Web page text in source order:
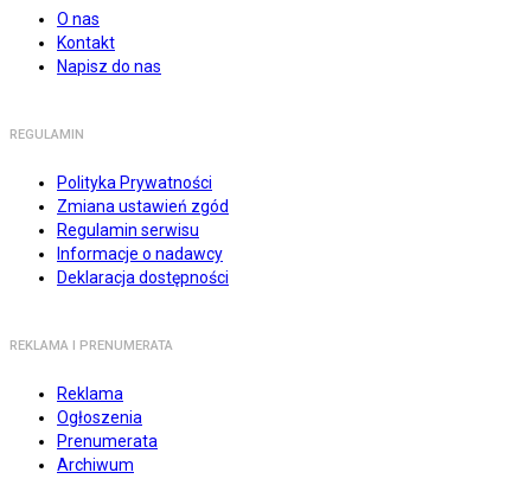
O nas
Kontakt
Napisz do nas
REGULAMIN
Polityka Prywatności
Zmiana ustawień zgód
Regulamin serwisu
Informacje o nadawcy
Deklaracja dostępności
REKLAMA I PRENUMERATA
Reklama
Ogłoszenia
Prenumerata
Archiwum